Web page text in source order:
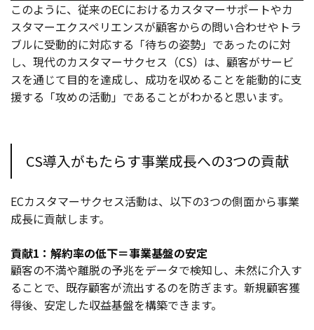
このように、従来のECにおけるカスタマーサポートやカ
スタマーエクスペリエンスが顧客からの問い合わせやトラ
ブルに受動的に対応する「待ちの姿勢」であったのに対
し、現代のカスタマーサクセス（CS）は、顧客がサービ
スを通じて目的を達成し、成功を収めることを能動的に支
援する「攻めの活動」であることがわかると思います。
CS導入がもたらす事業成長への3つの貢献
ECカスタマーサクセス活動は、以下の3つの側面から事業
成長に貢献します。
貢献1：解約率の低下＝事業基盤の安定
顧客の不満や離脱の予兆をデータで検知し、未然に介入す
ることで、既存顧客が流出するのを防ぎます。新規顧客獲
得後、安定した収益基盤を構築できます。